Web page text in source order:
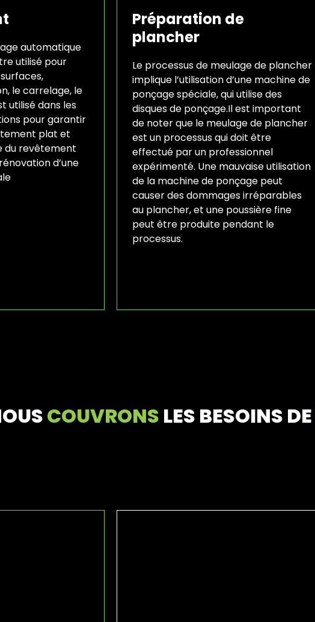
automatique
utilisé pour
le carrelage, le
utilisé dans les
pour garantir
plat et
du revêtement
d’une
Préparation de
plancher
Le processus de meulage de plancher
implique l’utilisation d’une machine de
ponçage spéciale, qui utilise des
disques de ponçage.Il est important
de noter que le meulage de plancher
est un processus qui doit être
effectué par un professionnel
expérimenté. Une mauvaise utilisation
de la machine de ponçage peut
causer des dommages irréparables
au plancher, et une poussière fine
peut être produite pendant le
processus.
COUVRONS LES BESOINS DE